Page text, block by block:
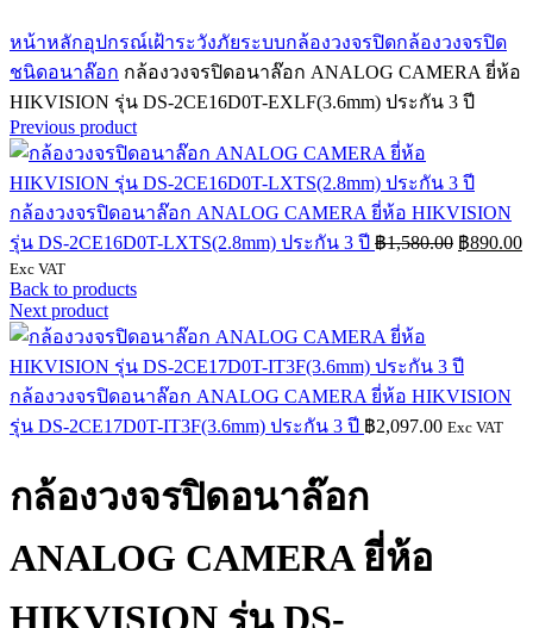
หน้าหลักอุปกรณ์เฝ้าระวังภัยระบบกล้องวงจรปิดกล้องวงจรปิด
ชนิดอนาล๊อก กล้องวงจรปิดอนาล๊อก ANALOG CAMERA ยี่ห้อ
HIKVISION รุ่น DS-2CE16D0T-EXLF(3.6mm) ประกัน 3 ปี
Previous product
กล้องวงจรปิดอนาล๊อก ANALOG CAMERA ยี่ห้อ HIKVISION
รุ่น DS-2CE16D0T-LXTS(2.8mm) ประกัน 3 ปี ฿1,580.00 Original
price
฿890.00
Exc VAT
Back to products
Next product
กล้องวงจรปิดอนาล๊อก ANALOG CAMERA ยี่ห้อ HIKVISION
รุ่น DS-2CE17D0T-IT3F(3.6mm) ประกัน 3 ปี ฿2,097.00 Exc VAT
กล้องวงจรปิดอนาล๊อก
ANALOG CAMERA ยี่ห้อ
HIKVISION รุ่น DS-